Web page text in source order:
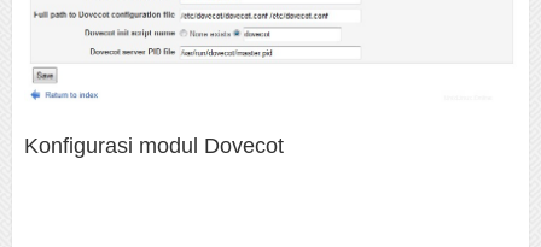
Konfigurasi modul Dovecot